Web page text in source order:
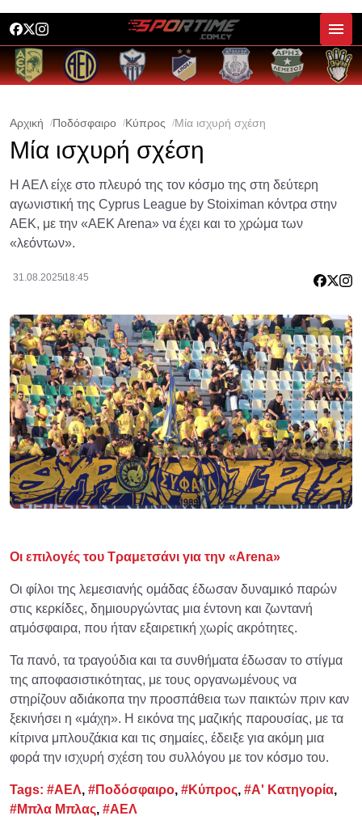
Αρχική Ποδόσφαιρο Κύπρος Μία ισχυρή σχέση
Μία ισχυρή σχέση
Η ΑΕΛ είχε στο πλευρό της τον κόσμο της στη δεύτερη
αγωνιστική της Cyprus League by Stoiximan κόντρα στην
ΑΕΚ, με την «AEK Arena» να έχει και το χρώμα των
«λεόντων».
31.08.2025 18:45
Οι επιλογές του Τραμετσάνι για την «Arena»
Οι φίλοι της λεμεσιανής ομάδας έδωσαν δυναμικό παρών
στις κερκίδες, δημιουργώντας μια έντονη και ζωντανή
ατμόσφαιρα, που ήταν εξαιρετική χωρίς ακρότητες.
Τα πανό, τα τραγούδια και τα συνθήματα έδωσαν το στίγμα
της αποφασιστικότητας, με τους οργανωμένους να
στηρίζουν αδιάκοπα την προσπάθεια των παικτών πριν καν
ξεκινήσει η «μάχη». Η εικόνα της μαζικής παρουσίας, με τα
κίτρινα μπλουζάκια και τις σημαίες, έδειξε για ακόμη μια
φορά την ισχυρή σχέση του συλλόγου με τον κόσμο του.
Tags: #ΑΕΛ, #Ποδόσφαιρο, #Κύπρος, #Α' Κατηγορία,
#Μπλα Μπλας, #ΑΕΛ